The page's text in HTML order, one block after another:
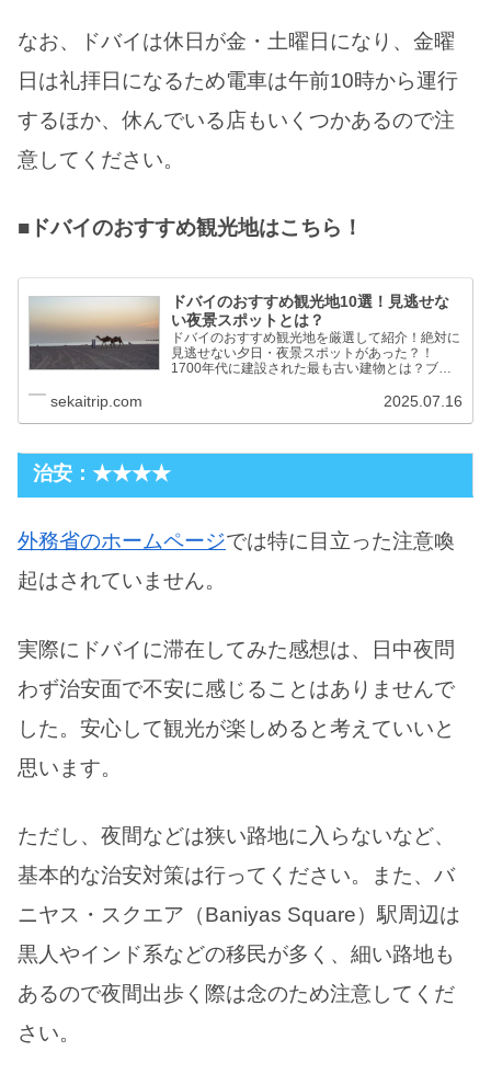
なお、ドバイは休日が金・土曜日になり、金曜
日は礼拝日になるため電車は午前10時から運行
するほか、休んでいる店もいくつかあるので注
意してください。
■ドバイのおすすめ観光地はこちら！
ドバイのおすすめ観光地10選！見逃せな
い夜景スポットとは？
ドバイのおすすめ観光地を厳選して紹介！絶対に
見逃せない夕日・夜景スポットがあった？！
1700年代に建設された最も古い建物とは？ブル
観光地もしっかり掲載。豪華絢爛な都市を楽しみ
sekaitrip.com 2025.07.16
治安：★★★★
外務省のホームページでは特に目立った注意喚
起はされていません。
実際にドバイに滞在してみた感想は、日中夜問
わず治安面で不安に感じることはありませんで
した。安心して観光が楽しめると考えていいと
思います。
ただし、夜間などは狭い路地に入らないなど、
基本的な治安対策は行ってください。また、バ
ニヤス・スクエア（Baniyas Square）駅周辺は
黒人やインド系などの移民が多く、細い路地も
あるので夜間出歩く際は念のため注意してくだ
さい。